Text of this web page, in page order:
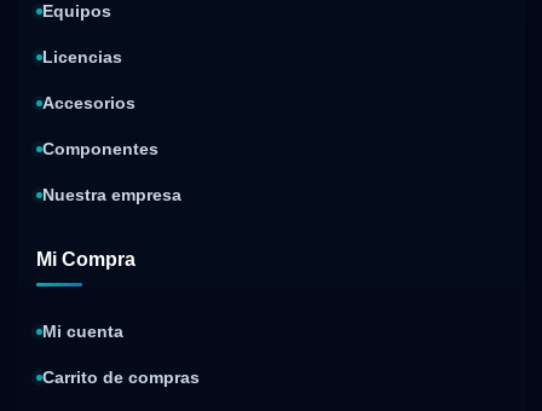
Equipos
Licencias
Accesorios
Componentes
Nuestra empresa
Mi Compra
Mi cuenta
Carrito de compras